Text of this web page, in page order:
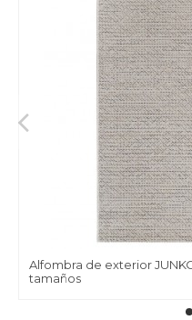
Alfombra de exterior
tamaños